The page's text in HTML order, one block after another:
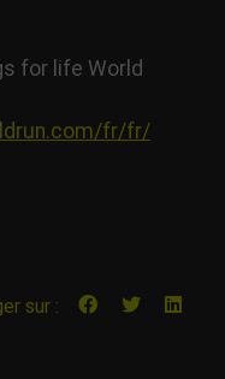
for life World
fr/fr/
sur :